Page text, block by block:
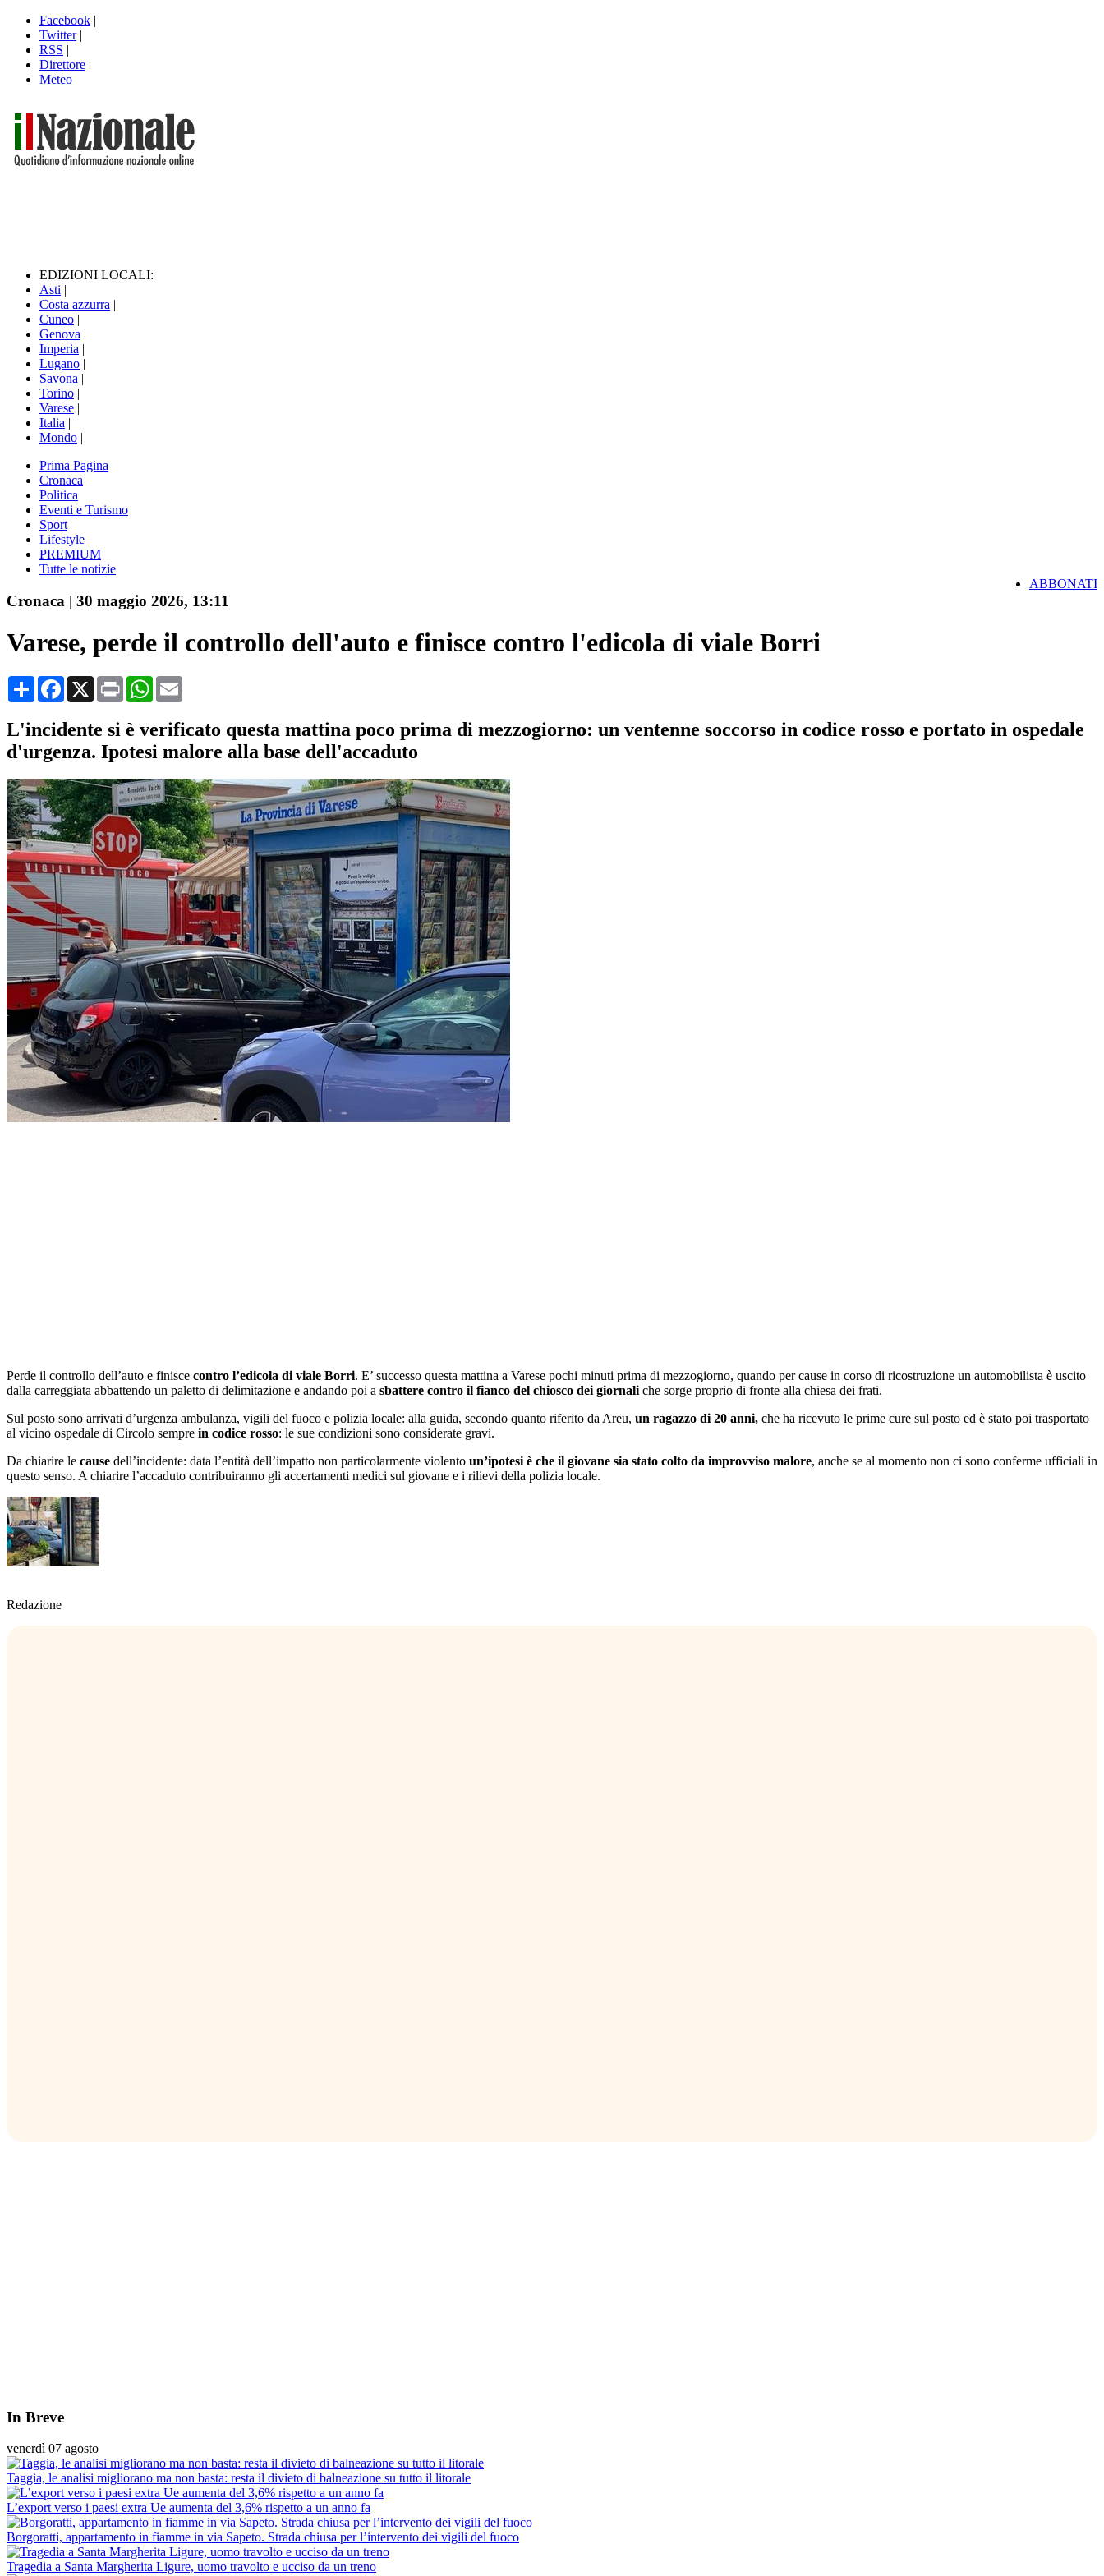
Facebook |
Twitter|
RSS |
Direttore |
Meteo
EDIZIONI LOCALI:
Asti |
Costa azzurra |
Cuneo |
Genova |
Imperia |
Lugano |
Savona |
Torino |
Varese |
Italia |
Mondo |
Prima Pagina
Cronaca
Politica
Eventi e Turismo
Sport
Lifestyle
PREMIUM
Tutte le notizie
ABBONATI
Cronaca | 30 maggio 2026, 13:11
Varese, perde il controllo dell'auto e finisce contro l'edicola di viale Borri
CondividiFacebook
X Print WhatsApp
L'incidente si è verificato questa mattina poco prima di mezzogiorno: un ventenne soccorso in codice rosso e portato in ospedale
d'urgenza. Ipotesi malore alla base dell'accaduto
Perde il controllo dell’auto e finisce contro l’edicola di viale Borri. E’ successo questa mattina a Varese pochi minuti prima di mezzogiorno, quando per cause in corso di ricostruzione un automobilista è uscito
dalla carreggiata abbattendo un paletto di delimitazione e andando poi a sbattere contro il fianco del chiosco dei giornaliche sorge proprio di fronte alla chiesa dei frati.
Sul posto sono arrivati d’urgenza ambulanza, vigili del fuoco e polizia locale: alla guida, secondo quanto riferito da Areu, un ragazzo di 20 anni, che ha ricevuto le prime cure sul posto ed è stato poi trasportato
al vicino ospedale di Circolo sempre in codice rosso: le sue condizioni sono considerate gravi.
Da chiarire le cause dell’incidente: data l’entità dell’impatto non particolarmente violento un’ipotesi è che il giovane sia stato colto da improvviso malore, anche se al momento non ci sono conferme ufficiali in
questo senso. A chiarire l’accaduto contribuiranno gli accertamenti medici sul giovane e i rilievi della polizia locale.
Redazione
In Breve
venerdì 07 agosto
Taggia, le analisi migliorano ma non basta: resta il divieto di balneazione su tutto il litorale
L’export verso i paesi extra Ue aumenta del 3,6% rispetto a un anno fa
Borgoratti, appartamento in fiamme in via Sapeto. Strada chiusa per l’intervento dei vigili del fuoco
Tragedia a Santa Margherita Ligure, uomo travolto e ucciso da un treno